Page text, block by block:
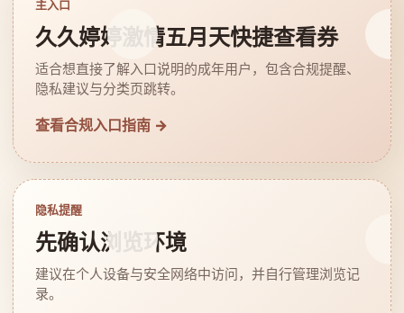
主入口
久久婷婷激情五月天快捷查看券
适合想直接了解入口说明的成年用户，包含合规提醒、
隐私建议与分类页跳转。
查看合规入口指南 →
隐私提醒
先确认浏览环境
建议在个人设备与安全网络中访问，并自行管理浏览记
录。